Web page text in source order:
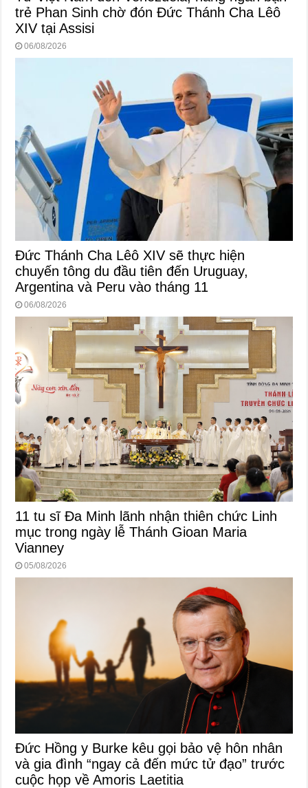
trẻ Phan Sinh chờ đón Đức Thánh Cha Lêô
XIV tại Assisi
06/08/2026
Đức Thánh Cha Lêô XIV sẽ thực hiện
chuyến tông du đầu tiên đến Uruguay,
Argentina và Peru vào tháng 11
06/08/2026
11 tu sĩ Đa Minh lãnh nhận thiên chức Linh
mục trong ngày lễ Thánh Gioan Maria
Vianney
05/08/2026
Đức Hồng y Burke kêu gọi bảo vệ hôn nhân
và gia đình “ngay cả đến mức tử đạo” trước
cuộc họp về Amoris Laetitia